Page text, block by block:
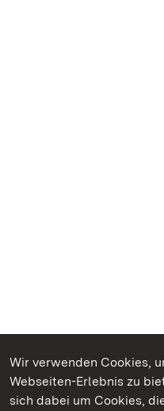
Wir verwenden Cookies,
Webseiten-Erlebnis zu
sich dabei um Cookies,
Kommen. Staunen.